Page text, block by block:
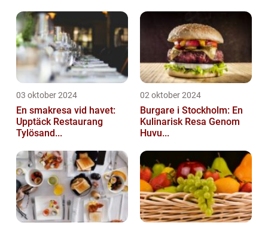
03 oktober 2024
En smakresa vid havet:
Upptäck Restaurang
Tylösand...
02 oktober 2024
Burgare i Stockholm: En
Kulinarisk Resa Genom
Huvu...